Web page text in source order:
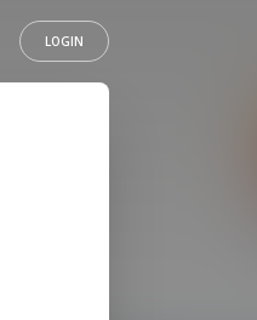
LOGIN